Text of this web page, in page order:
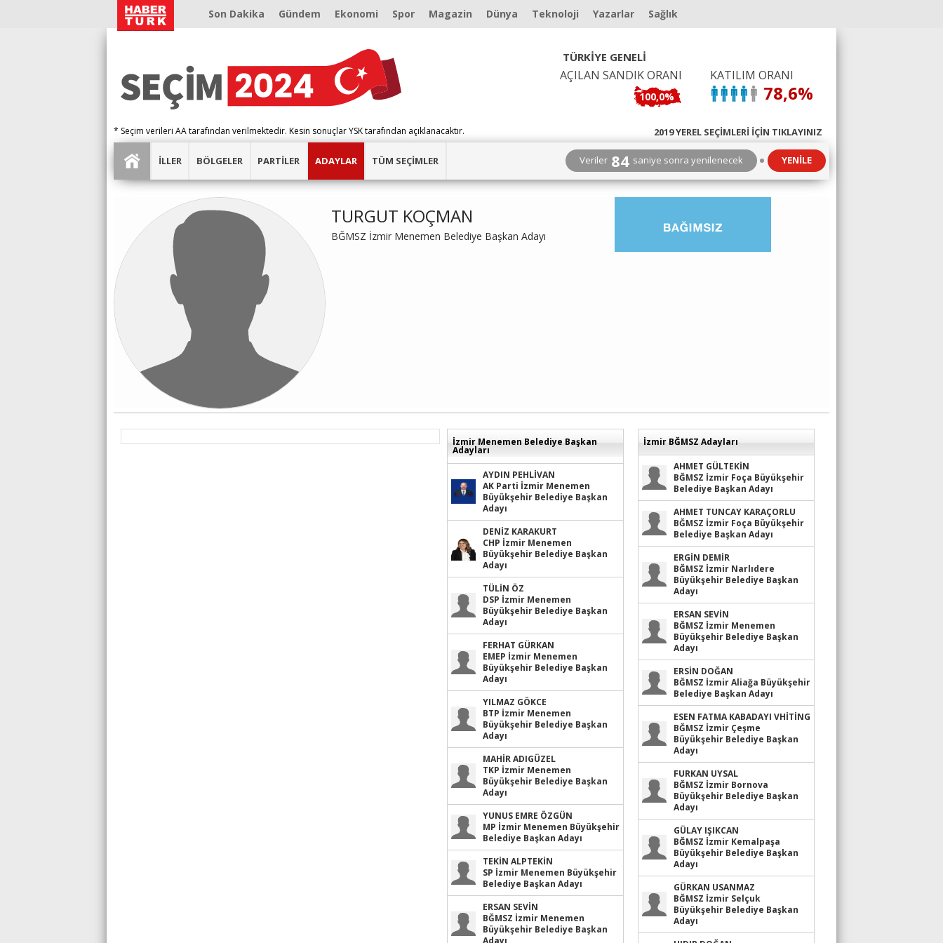
Son Dakika Gündem Ekonomi Spor Magazin Dünya Teknoloji Yazarlar Sağlık
* Seçim verileri AA tarafından verilmektedir. Kesin sonuçlar YSK tarafından açıklanacaktır.
TÜRKİYE GENELİ
AÇILAN SANDIK ORANI
100,0%
KATILIM ORANI
78,6%
2019 YEREL SEÇİMLERİ İÇİN TIKLAYINIZ
İLLER BÖLGELER PARTİLER ADAYLAR TÜM SEÇİMLER Veriler 83 saniye sonra yenilenecek YENİLE
TURGUT KOÇMAN
BĞMSZ İzmir Menemen Belediye Başkan Adayı
İzmir Menemen Belediye Başkan
Adayları
AYDIN PEHLİVAN
AK Parti İzmir Menemen
Büyükşehir Belediye Başkan
Adayı
DENİZ KARAKURT
CHP İzmir Menemen
Büyükşehir Belediye Başkan
Adayı
TÜLİN ÖZ
DSP İzmir Menemen
Büyükşehir Belediye Başkan
Adayı
FERHAT GÜRKAN
EMEP İzmir Menemen
Büyükşehir Belediye Başkan
Adayı
YILMAZ GÖKCE
BTP İzmir Menemen
Büyükşehir Belediye Başkan
Adayı
MAHİR ADIGÜZEL
TKP İzmir Menemen
Büyükşehir Belediye Başkan
Adayı
YUNUS EMRE ÖZGÜN
MP İzmir Menemen Büyükşehir
Belediye Başkan Adayı
TEKİN ALPTEKİN
SP İzmir Menemen Büyükşehir
Belediye Başkan Adayı
ERSAN SEVİN
BĞMSZ İzmir Menemen
Büyükşehir Belediye Başkan
Adayı
İzmir BĞMSZ Adayları
AHMET GÜLTEKİN
BĞMSZ İzmir Foça Büyükşehir
Belediye Başkan Adayı
AHMET TUNCAY KARAÇORLU
BĞMSZ İzmir Foça Büyükşehir
Belediye Başkan Adayı
ERGİN DEMİR
BĞMSZ İzmir Narlıdere
Büyükşehir Belediye Başkan
Adayı
ERSAN SEVİN
BĞMSZ İzmir Menemen
Büyükşehir Belediye Başkan
Adayı
ERSİN DOĞAN
BĞMSZ İzmir Aliağa Büyükşehir
Belediye Başkan Adayı
ESEN FATMA KABADAYI VHİTİNG
BĞMSZ İzmir Çeşme
Büyükşehir Belediye Başkan
Adayı
FURKAN UYSAL
BĞMSZ İzmir Bornova
Büyükşehir Belediye Başkan
Adayı
GÜLAY IŞIKCAN
BĞMSZ İzmir Kemalpaşa
Büyükşehir Belediye Başkan
Adayı
GÜRKAN USANMAZ
BĞMSZ İzmir Selçuk
Büyükşehir Belediye Başkan
Adayı